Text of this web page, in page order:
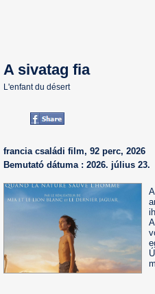
A sivatag fia
L'enfant du désert
francia családi film, 92 perc, 2026
Bemutató dátuma : 2026. július 23.